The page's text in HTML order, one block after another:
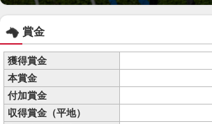
賞金
獲得賞金
本賞金
付加賞金
収得賞金（平地）